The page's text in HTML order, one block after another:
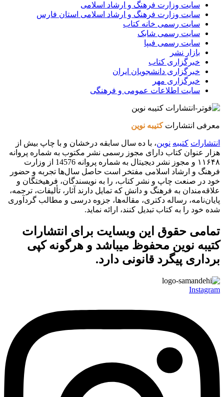
سایت وزارت فرهنگ و ارشاد اسلامی
سایت وزارت فرهنگ و ارشاد اسلامی استان فارس
سایت رسمی خانه کتاب
سایت رسمی شابک
سایت رسمی فیپا
بازار نشر
خبرگزاری کتاب
خبرگزاری دانشجویان ایران
خبرگزاری مهر
سایت اطلاعات عمومی و فرهنگی
معرفی انتشاراتکتیبه نوین
انتشارات کتیبه نوین، با ده سال سابقه درخشان و با چاپ بیش از
هزار عنوان کتاب دارای مجوز رسمی نشر مکتوب به شماره پروانه
۱۱۶۴۸ و مجوز نشر دیجیتال به شماره پروانه 14576 از وزارت
فرهنگ و ارشاد اسلامی مفتخر است حاصل سال‌ها تجربه و حضور
خود در صنعت چاپ و نشر کتاب، را به نویسندگان، فرهیختگان و
علاقه‌مندان به فرهنگ و دانش که تمایل دارند آثار، تألیفات، ترجمه،
پایان‌نامه، رساله دکتری، مقاله‌ها، جزوه درسی و مطالب گردآوری
شده خود را به کتاب تبدیل کنند، ارائه نماید.
تمامی حقوق این وبسایت برای انتشارات
کتیبه نوین محفوظ میباشد و هرگونه کپی
برداری پیگرد قانونی دارد.
Instagram